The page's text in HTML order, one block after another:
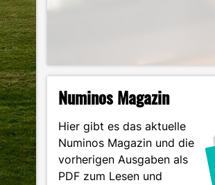
Numinos Magazin
Hier gibt es das aktuelle
Numinos Magazin und die
vorherigen Ausgaben als
PDF zum Lesen und